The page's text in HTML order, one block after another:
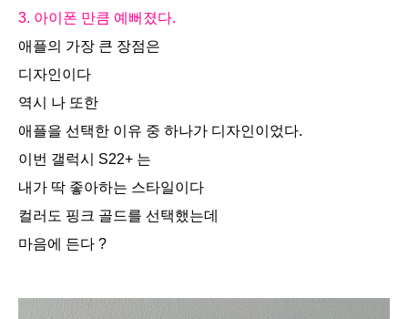
3. 아이폰 만큼 예뻐졌다.
애플의 가장 큰 장점은
디자인이다
역시 나 또한
애플을 선택한 이유 중 하나가 디자인이었다.
이번 갤럭시 S22+ 는
내가 딱 좋아하는 스타일이다
컬러도 핑크 골드를 선택했는데
마음에 든다 ?